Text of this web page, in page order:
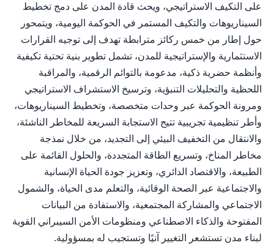
على التكيف الاستراتيجي، ويحث قادة المدن على دمج تخطيط
السيناريوهات والتكيف المستمر في الحوكمة اليومية، ويتمحور
حول إطار من خمس ركائز مترابطة تهدف إلى توجيه القرارات
الاستثمارية والإستراتيجية للمدن، تشمل تطوير بنية تحتية تكيفية
وأنظمة حضرية ذكية، مدعومة بالتوائم الرقمية، والمراقبة
اللحظية والتحليلات التنبؤية، وترسيخ الاستشراف الاستراتيجي
ومرونة الحوكمة عبر وحدات متخصصة، وتخطيط السيناريوهات،
وأطر تنظيمية تجريبية تتيح الاستجابة السريعة للمخاطر الناشئة،
والانتقال من التخفيف البيئي إلى التجديد، من خلال نمذجة
مخاطر المناخ، وتسريع الطاقة المتجددة، والحلول القائمة على
الطبيعة، والاقتصاد الدائري، وتعزيز جودة الحياة الإنسانية
والاجتماعية عبر الصحة الوقائية، والتعلم مدى الحياة، والشمول
الاجتماعي والمشاركة المجتمعية، والاستفادة من البيانات
المفتوحة والذكاء الاصطناعي ومنظومات الأمن السيبراني القوية
لبناء مدن تستشعر التغيير آنيًا وتستجيب له بمسؤولية.